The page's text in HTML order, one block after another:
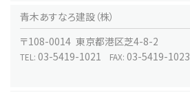
青木あすなろ建設（株）
〒108-0014 東京都港区芝4-8-2
TEL: 03-5419-1021 FAX: 03-5419-1023